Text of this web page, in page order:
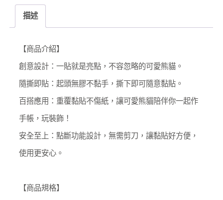
描述
【商品介紹】
創意設計：一貼就是亮點，不容忽略的可愛熊貓。
隨撕即貼：起頭無膠不黏手，撕下即可隨意黏貼。
百搭應用：重覆黏貼不傷紙，讓可愛熊貓陪伴你一起作
手帳，玩裝飾！
安全至上：點斷功能設計，無需剪刀，讓黏貼好方便，
使用更安心。
【商品規格】